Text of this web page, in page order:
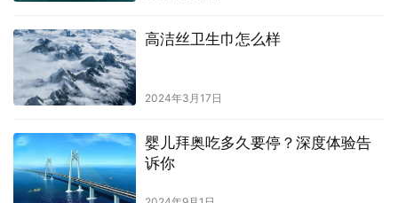
高洁丝卫生巾怎么样
2024年3月17日
婴儿拜奥吃多久要停？深度体验告
诉你